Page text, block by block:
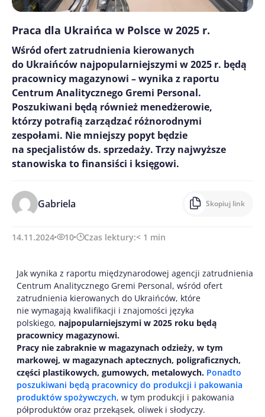
Praca dla Ukraińca w Polsce w 2025 r.
Wśród ofert zatrudnienia kierowanych
do Ukraińców najpopularniejszymi w 2025 r. będą
pracownicy magazynowi – wynika z raportu
Centrum Analitycznego Gremi Personal.
Poszukiwani będą również menedżerowie,
którzy potrafią zarządzać różnorodnymi
zespołami. Nie mniejszy popyt będzie
na specjalistów ds. sprzedaży. Trzy najwyższe
stanowiska to finansiści i księgowi.
Gabriela Skopiuj link
14.11.2024 10 Czas lektury:< 1 min
Jak wynika z raportu międzynarodowej agencji zatrudnienia
Centrum Analitycznego Gremi Personal, wśród ofert
zatrudnienia kierowanych do Ukraińców, które
nie wymagają kwalifikacji i znajomości języka
polskiego, najpopularniejszymi w 2025 roku będą
pracownicy magazynowi.
Pracy nie zabraknie w magazynach odzieży, w tym
markowej, w magazynach aptecznych, poligraficznych,
części plastikowych, gumowych, metalowych. Ponadto
poszukiwani będą pracownicy do produkcji i pakowania
produktówspożywczych, w tym produkcji i pakowania
półproduktów oraz przekąsek, oliwek i słodyczy.